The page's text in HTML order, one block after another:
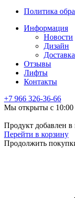
Политика
Информация
Новости
Дизайн
Отзывы
Лифты
Контакты
+7 966 326-36-66
Мы открыты с 10:00
Продукт добавлен в
Перейти в корзину
Продолжить